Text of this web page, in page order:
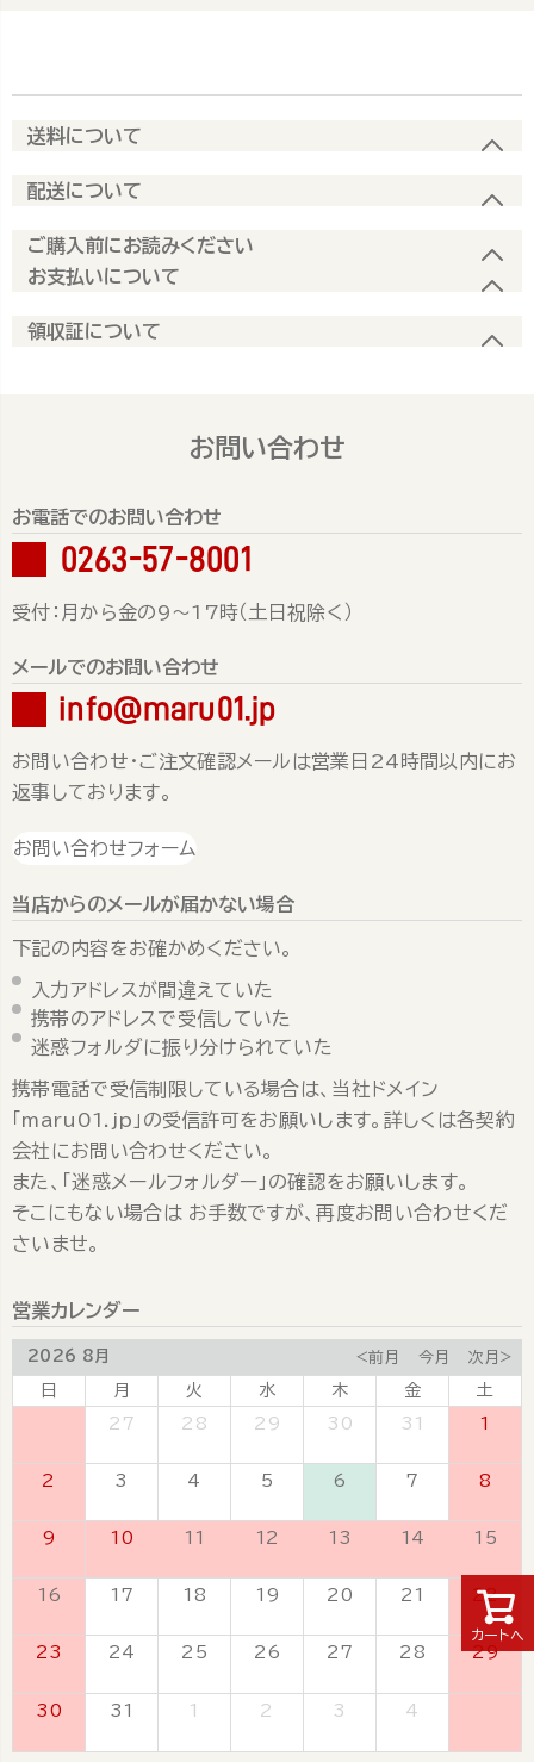
カートへ
送料について
配送について
ご購入前にお読みください
お支払いについて
領収証について
お問い合わせ
お電話でのお問い合わせ
0263-57-8001
受付：月から金の9～17時（土日祝除く）
メールでのお問い合わせ
info@maru01.jp
お問い合わせ・ご注文確認メールは営業日24時間以内にお
返事しております。
お問い合わせフォーム
当店からのメールが届かない場合
下記の内容をお確かめください。
入力アドレスが間違えていた
携帯のアドレスで受信していた
迷惑フォルダに振り分けられていた
携帯電話で受信制限している場合は、当社ドメイン
「maru01.jp」の受信許可をお願いします。詳しくは各契約
会社にお問い合わせください。
また、「迷惑メールフォルダー」の確認をお願いします。
そこにもない場合は お手数ですが、再度お問い合わせくだ
さいませ。
営業カレンダー
2026 8月 <前月 今月 次月>
日 月 火 水 木 金
土
27 28 29 30 31 1
2 3 4 5 6 7 8
9 10 11 12 13 14 15
16 17 18 19 20 21 22
23 24 25 26 27 28 29
30 31 1 2 3 4